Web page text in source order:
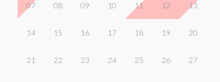
07 08 09 10 11 12 13
14 15 16 17 18 19 20
21 22 23 24 25 26 27